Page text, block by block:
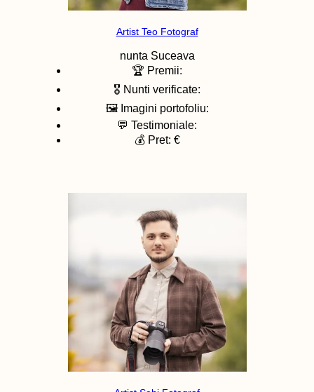
Artist Teo Fotograf
nunta Suceava
🏆 Premii:
🎖️ Nunti verificate:
🖼️ Imagini portofoliu:
💬 Testimoniale:
💰 Pret: €